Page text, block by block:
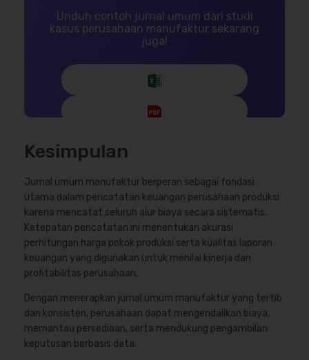
Unduh contoh jurnal umum dari studi
kasus perusahaan manufaktur sekarang
juga!
Kesimpulan
Jurnal umum manufaktur berperan sebagai fondasi
utama dalam pencatatan keuangan perusahaan produksi
karena mencatat seluruh alur biaya secara sistematis.
Ketepatan pencatatan ini menentukan akurasi
perhitungan harga pokok produksi serta kualitas laporan
keuangan yang digunakan untuk menilai kinerja dan
profitabilitas perusahaan.
Dengan menerapkan jurnal umum manufaktur yang tertib
dan konsisten, perusahaan dapat mengendalikan biaya,
memantau persediaan, serta mendukung pengambilan
keputusan berbasis data.